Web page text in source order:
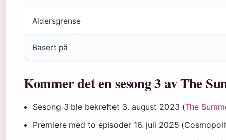
Aldersgrense
Basert på
Kommer det en sesong 3 av The
Sesong 3 ble bekreftet 3. august 2023 (The
Premiere med to episoder 16. juli 2025